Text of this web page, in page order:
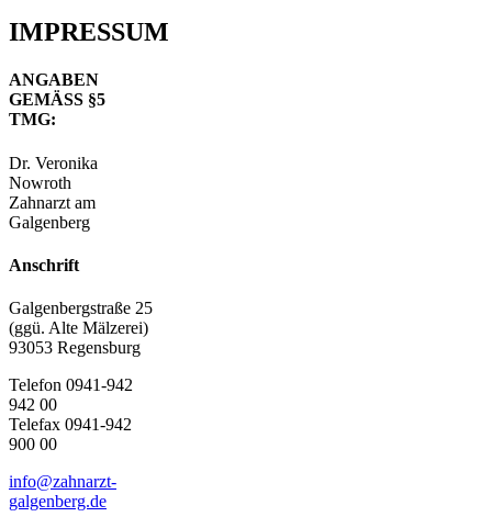
IMPRESSUM
ANGABEN
GEMÄSS §5
TMG:
Dr. Veronika
Nowroth
Zahnarzt am
Galgenberg
Anschrift
Galgenbergstraße 25
(ggü. Alte Mälzerei)
93053 Regensburg
Telefon 0941-942
942 00
Telefax 0941-942
900 00
info@zahnarzt-
galgenberg.de